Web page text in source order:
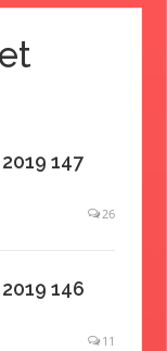
147
26
146
11